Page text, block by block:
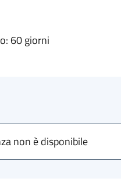
60 giorni
non è disponibile